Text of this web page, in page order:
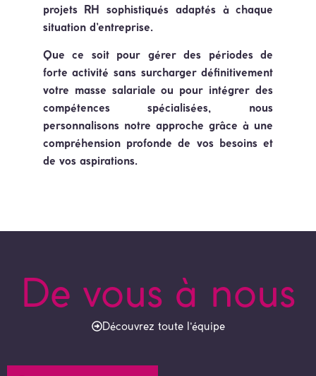
projets RH sophistiqués adaptés à chaque
situation d’entreprise.
Que ce soit pour gérer des périodes de
forte activité sans surcharger définitivement
votre masse salariale ou pour intégrer des
compétences spécialisées, nous
personnalisons notre approche grâce à une
compréhension profonde de vos besoins et
de vos aspirations.
De vous à nous
Découvrez toute l'équipe